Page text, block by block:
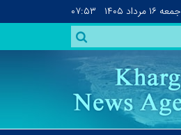
جمعه ۱۶ مرداد ۱۴۰۵ ۰۷:۵۳